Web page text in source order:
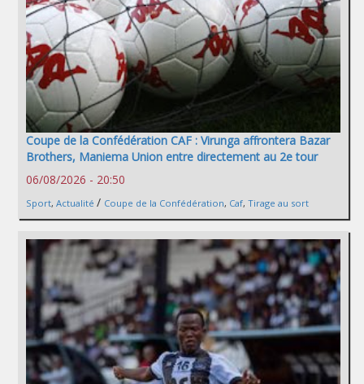
Coupe de la Confédération CAF : Virunga affrontera Bazar
Brothers, Maniema Union entre directement au 2e tour
06/08/2026 - 20:50
Sport, Actualité / Coupe de la Confédération, Caf, Tirage au sort